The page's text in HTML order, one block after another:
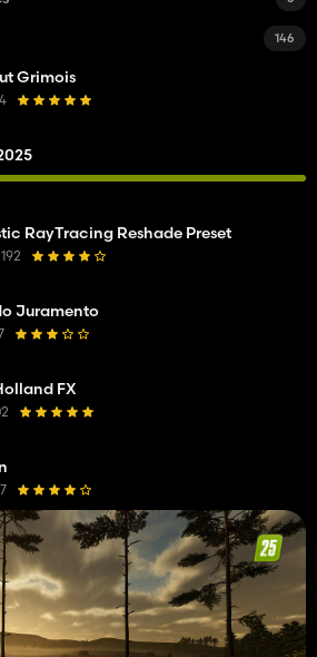
146
Grimois
RayTracing Reshade Preset
Juramento
FX